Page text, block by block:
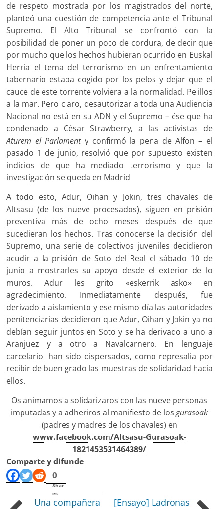
de respeto mostrada por los magistrados del norte,
planteó una cuestión de competencia ante el Tribunal
Supremo. El Alto Tribunal se confrontó con la
posibilidad de poner un poco de cordura, de decir que
por mucho que los hechos hubieran ocurrido en Euskal
Herria el tema del terrorismo en un enfrentamiento
tabernario estaba cogido por los pelos y dejar que el
cauce de este torrente volviera a la normalidad. Pelillos
a la mar. Pero claro, desautorizar a toda una Audiencia
Nacional no está en su ADN y el Supremo – ése que ha
condenado a César Strawberry, a las activistas de
Aturem el Parlamenty confirmó la pena de Alfon – el
pasado 1 de junio, resolvió que por supuesto existen
indicios de que ha mediado terrorismo y que la
investigación se queda en Madrid.
A todo esto, Adur, Oihan y Jokin, tres chavales de
Altsasu (de los nueve procesados), siguen en prisión
preventiva más de ocho meses después de que
sucedieran los hechos. Tras conocerse la decisión del
Supremo, una serie de colectivos juveniles decidieron
acudir a la prisión de Soto del Real el sábado 10 de
junio a mostrarles su apoyo desde el exterior de lo
muros. Adur les grito «eskerrik asko» en
agradecimiento. Inmediatamente después, fue
derivado a aislamiento y ese mismo día las autoridades
penitenciarias decidieron que Adur, Oihan y Jokin ya no
debían seguir juntos en Soto y se ha derivado a uno a
Aranjuez y a otro a Navalcarnero. En lenguaje
carcelario, han sido dispersados, como represalia por
recibir de buen grado las muestras de solidaridad hacia
ellos.
Os animamos a solidarizaros con las nueve personas
imputadas y a adheriros al manifiesto de losgurasoak
(padres y madres de los chavales) en
www.facebook.com/Altsasu-Gurasoak-
1821453531464389/
Comparte y difunde
0
Shar
es
Una compañera
[Ensayo] Ladronas